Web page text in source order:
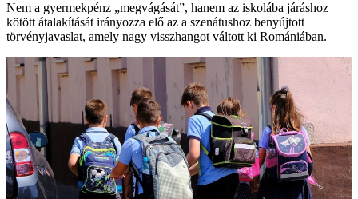
Nem a gyermekpénz „megvágását”, hanem az iskolába járáshoz
kötött átalakítását irányozza elő az a szenátushoz benyújtott
törvényjavaslat, amely nagy visszhangot váltott ki Romániában.